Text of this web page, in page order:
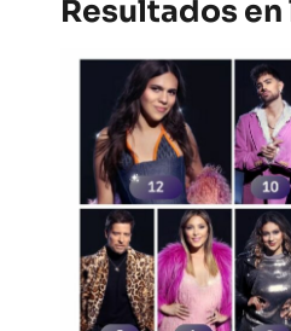
Resultados en